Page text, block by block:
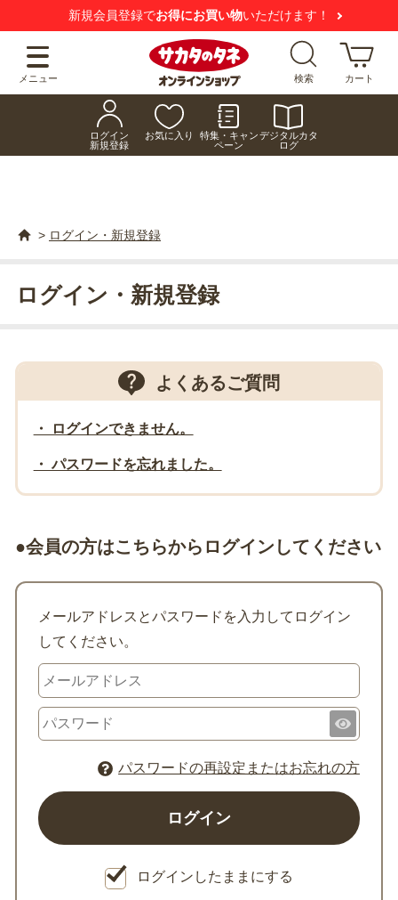
新規会員登録でお得にお買い物いただけます！
メニュー 検索 カート
ログイン
新規登録
お気に入り
特集・キャン
ペーン
デジタルカタ
ログ
> ログイン・新規登録
ログイン・新規登録
よくあるご質問
・ ログインできません。
・ パスワードを忘れました。
●会員の方はこちらからログインしてください
メールアドレスとパスワードを入力してログイン
してください。
パスワードの再設定またはお忘れの方
ログインしたままにする